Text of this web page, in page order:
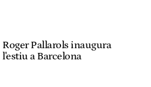
Roger Pallarols inaugura
l'estiu a Barcelona